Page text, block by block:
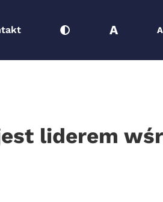
A A
liderem